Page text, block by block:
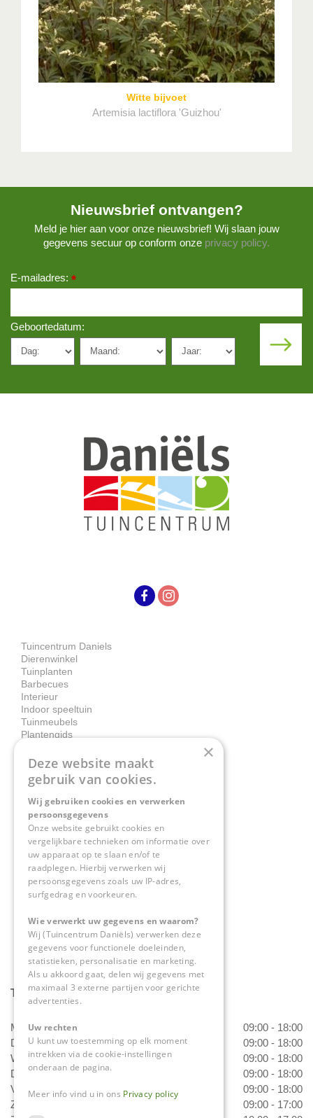
Witte bijvoet
Artemisia lactiflora 'Guizhou'
Nieuwsbrief ontvangen?
Meld je hier aan voor onze nieuwsbrief! Wij slaan jouw
gegevens secuur op conform onze privacy policy.
E-mailadres: *
Geboortedatum:
Tuincentrum Daniels
Dierenwinkel
Tuinplanten
Barbecues
Interieur
Indoor speeltuin
Tuinmeubels
Plantengids
Contact
Tuincentrum Daniëls
Herkenbosserweg 4
6063 NL Vlodrop
0475-534298
info@tuincentrumdaniels.nl
Tuincentrum Daniëls
Maandag
09:00 - 18:00
Dinsdag
09:00 - 18:00
Woensdag
09:00 - 18:00
Donderdag
09:00 - 18:00
Vrijdag
09:00 - 18:00
Zaterdag
09:00 - 17:00
×
Deze website maakt
gebruik van cookies.
Wij gebruiken cookies en verwerken
persoonsgegevens
Onze website gebruikt cookies en
vergelijkbare technieken om informatie over
uw apparaat op te slaan en/of te
raadplegen. Hierbij verwerken wij
persoonsgegevens zoals uw IP-adres,
surfgedrag en voorkeuren.
Wie verwerkt uw gegevens en waarom?
Wij (Tuincentrum Daniëls) verwerken deze
gegevens voor functionele doeleinden,
statistieken, personalisatie en marketing.
Als u akkoord gaat, delen wij gegevens met
maximaal 3 externe partijen voor gerichte
advertenties.
Uw rechten
U kunt uw toestemming op elk moment
intrekken via de cookie-instellingen
onderaan de pagina.
Meer info vind u in ons Privacy policy